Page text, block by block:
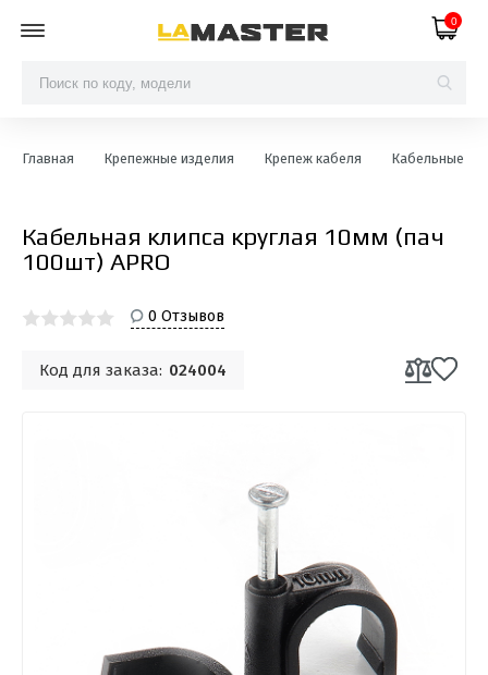
0
Главная Крепежные изделия Крепеж кабеля Кабельные
Кабельная клипса круглая 10мм (пач
100шт) APRO
0 Отзывов
Код для заказа: 024004